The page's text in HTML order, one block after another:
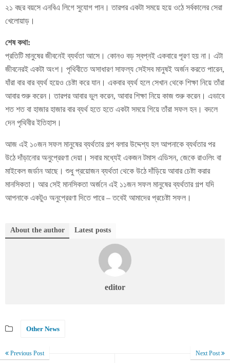
২১ বছর বয়সে এনবিএ লিগে সুযোগ পান। তারপর একটা সময়ে হয়ে ওঠে সর্বকালের সেরা
খেলোয়াড়।
শেষ কথা:
প্রতিটি মানুষের জীবনেই ব্যর্থতা আসে। কোনও বড় স্বপ্নই একবারে পূরণ হয় না। এটা
জীবনেরই একটা অংশ। পৃথিবীতে অসাধারণ সাফল্য সেইসব মানুষই অর্জন করতে পারেন,
যাঁরা বার বার ব্যর্থ হয়েও চেষ্টা করে যান। একবার ব্যর্থ হলে সেখান থেকে শিক্ষা নিয়ে তাঁরা
আবার শুরু করেন। তারপর আবার ভুল করেন, আবার শিক্ষা নিয়ে কাজ শুরু করেন। এভাবে
শত শত বা হাজার হাজার বার ব্যর্থ হতে হতে একটা সময়ে গিয়ে তাঁরা সফল হন। বদলে
দেন পৃথিবীর ইতিহাস।
আজ এই ১০জন সফল মানুষের ব্যর্থতার গল্প বলার উদ্দেশ্য হল আপনাকে ব্যর্থতার পর
উঠে দাঁড়ানোর অনুপ্রেরণা দেয়া। সবার মধ্যেই একজন টমাস এডিসন, জেকে রাওলিং বা
মাইকেল জর্ডান আছে। শুধু প্রয়োজন ব্যর্থতা থেকে উঠে দাঁড়িয়ে আবার চেষ্টা করার
মানসিকতা। আর সেই মানসিকতা অর্জনে এই ১১জন সফল মানুষের ব্যর্থতার গল্প যদি
আপনাকে একটুও অনুপ্রেরণা দিতে পারে – তবেই আমাদের প্রচেষ্টা সফল।
About the author Latest posts
editor
Other News
Previous Post Next Post